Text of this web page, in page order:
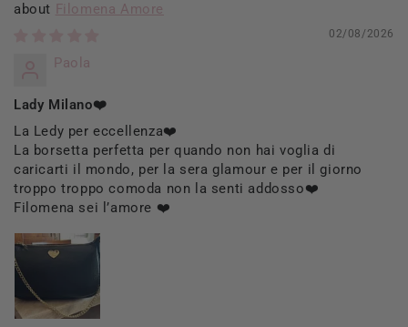
Filomena Amore
02/08/2026
Paola
Lady Milano❤️
La Ledy per eccellenza❤️
La borsetta perfetta per quando non hai voglia di
caricarti il mondo, per la sera glamour e per il giorno
troppo troppo comoda non la senti addosso❤️
Filomena sei l’amore ❤️